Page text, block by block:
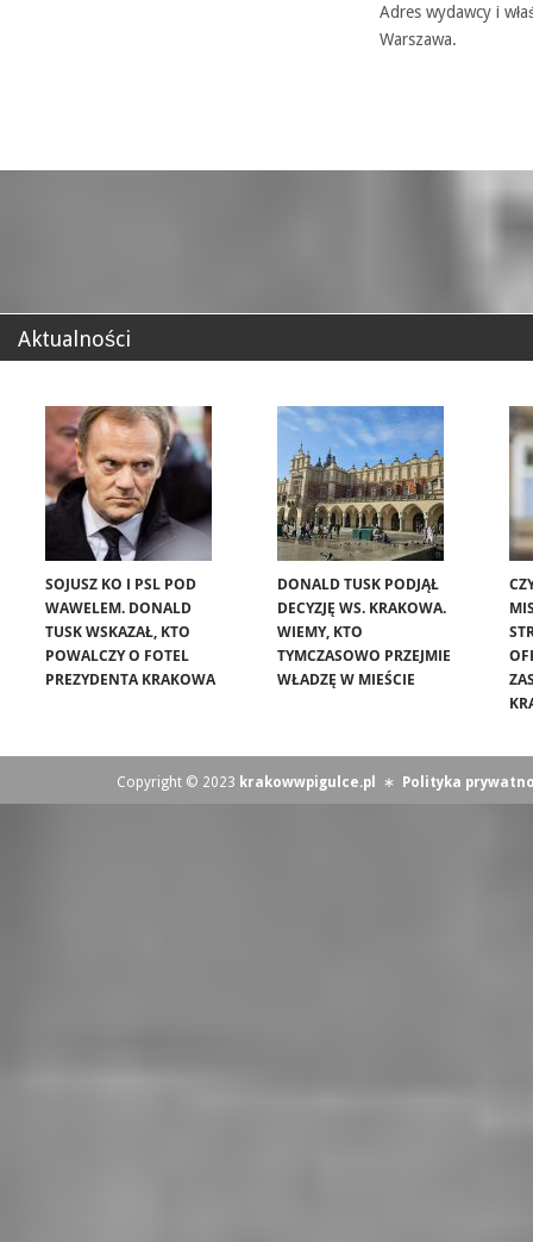
Adres wydawcy i
Warszawa.
Aktualności
SOJUSZ KO I PSL POD
WAWELEM. DONALD
TUSK WSKAZAŁ, KTO
POWALCZY O FOTEL
PREZYDENTA KRAKOWA
DONALD TUSK PODJĄŁ
DECYZJĘ WS. KRAKOWA.
WIEMY, KTO
TYMCZASOWO PRZEJMIE
WŁADZĘ W MIEŚCIE
Copyright © 2023 krakowwpigulce.pl ∗ Polityka